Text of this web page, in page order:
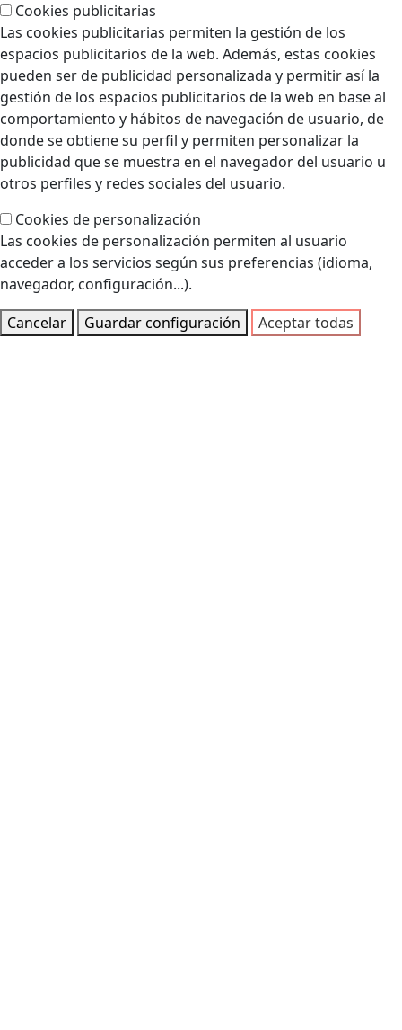
Cookies publicitarias
Las cookies publicitarias permiten la gestión de los
espacios publicitarios de la web. Además, estas cookies
pueden ser de publicidad personalizada y permitir así la
gestión de los espacios publicitarios de la web en base al
comportamiento y hábitos de navegación de usuario, de
donde se obtiene su perfil y permiten personalizar la
publicidad que se muestra en el navegador del usuario u
otros perfiles y redes sociales del usuario.
Cookies de personalización
Las cookies de personalización permiten al usuario
acceder a los servicios según sus preferencias (idioma,
navegador, configuración...).
Cancelar
Guardar configuración Aceptar todas